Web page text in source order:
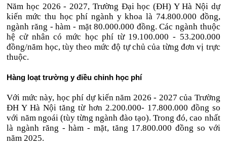
Năm học 2026 - 2027, Trường Đại học (ĐH) Y Hà Nội dự
kiến mức thu học phí ngành y khoa là 74.800.000 đồng,
ngành răng - hàm - mặt 80.000.000 đồng. Các ngành thuộc
hệ cử nhân có mức học phí từ 19.100.000 - 53.200.000
đồng/năm học, tùy theo mức độ tự chủ của từng đơn vị trực
thuộc.
Hàng loạt trường y điều chỉnh học phí
Với mức này, học phí dự kiến năm 2026 - 2027 của Trường
ĐH Y Hà Nội tăng từ hơn 2.200.000- 17.800.000 đồng so
với năm ngoái (tùy từng ngành đào tạo). Trong đó, cao nhất
là ngành răng - hàm - mặt, tăng 17.800.000 đồng so với
năm 2025.